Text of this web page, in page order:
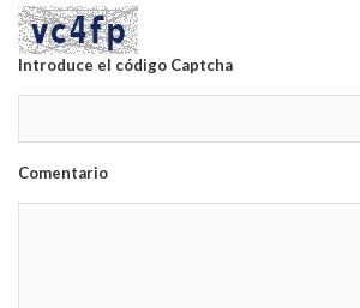
Introduce el código Captcha
Comentario